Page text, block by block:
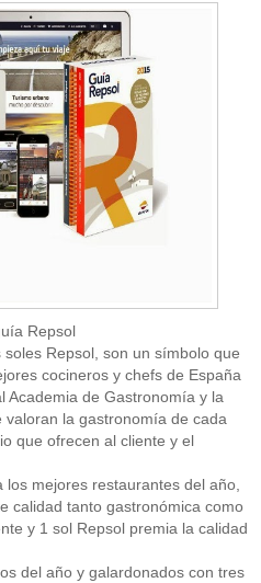
Repsol
Repsol, son un símbolo que
cocineros y chefs de España
Academia de Gastronomía y la
la gastronomía de cada
que ofrecen al cliente y el
mejores restaurantes del año,
calidad tanto gastronómica como
y 1 sol Repsol premia la calidad
del año y galardonados con tres